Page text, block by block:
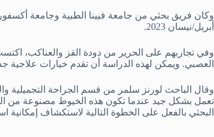
وكان فريق بحثي من جامعة فيينا الطبية وجامعة
أبريل/نيسان 2023.
وفي تجاربهم على الحرير من دودة القز والعناكب،
العصبي. ويمكن لهذه الدراسة أن تقدم خيارات علاجية
وقال الباحث لورنز سلمر من قسم الجراحة التجميلية
تعمل بشكل جيد عندما تكون هذه الخيوط مصنوعة من
البحثي بالفعل على الخطوة التالية لاستكشاف